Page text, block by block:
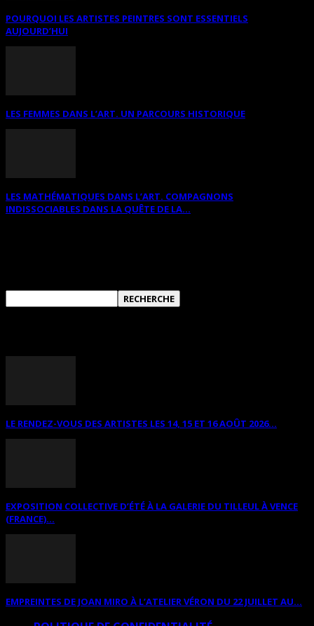
POURQUOI LES ARTISTES PEINTRES SONT ESSENTIELS
AUJOURD’HUI
LES FEMMES DANS L’ART. UN PARCOURS HISTORIQUE
LES MATHÉMATIQUES DANS L’ART. COMPAGNONS
INDISSOCIABLES DANS LA QUÊTE DE LA...
LE RENDEZ-VOUS DES ARTISTES LES 14, 15 ET 16 AOÛT 2026...
EXPOSITION COLLECTIVE D’ÉTÉ À LA GALERIE DU TILLEUL À VENCE
(FRANCE)...
EMPREINTES DE JOAN MIRO À L’ATELIER VÉRON DU 22 JUILLET AU...